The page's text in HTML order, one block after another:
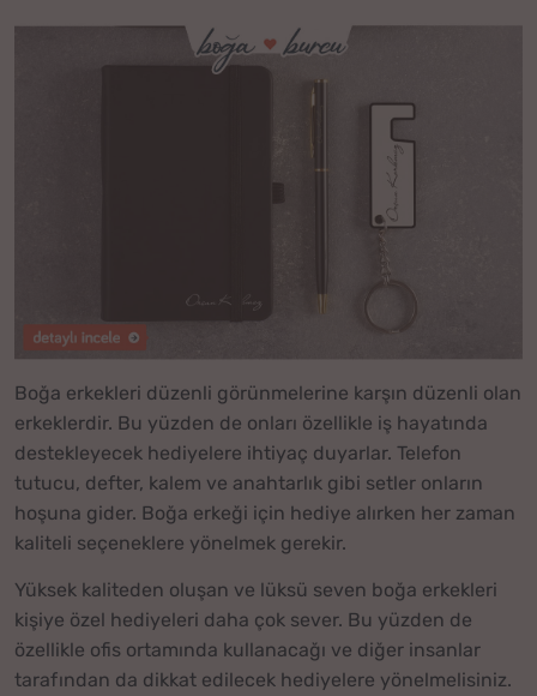
Boğa erkekleri düzenli görünmelerine karşın düzenli olan
erkeklerdir. Bu yüzden de onları özellikle iş hayatında
destekleyecek hediyelere ihtiyaç duyarlar. Telefon
tutucu, defter, kalem ve anahtarlık gibi setler onların
hoşuna gider. Boğa erkeği için hediye alırken her zaman
kaliteli seçeneklere yönelmek gerekir.
Yüksek kaliteden oluşan ve lüksü seven boğa erkekleri
kişiye özel hediyeleri daha çok sever. Bu yüzden de
özellikle ofis ortamında kullanacağı ve diğer insanlar
tarafından da dikkat edilecek hediyelere yönelmelisiniz.